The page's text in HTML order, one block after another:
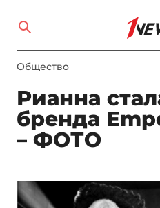
Общество
Рианна
бренда
– ФОТО